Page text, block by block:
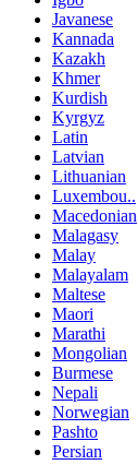
Javanese
Kannada
Kazakh
Khmer
Kurdish
Kyrgyz
Latin
Latvian
Lithuanian
Luxembou..
Macedonian
Malagasy
Malay
Malayalam
Maltese
Maori
Marathi
Mongolian
Burmese
Nepali
Norwegian
Pashto
Persian